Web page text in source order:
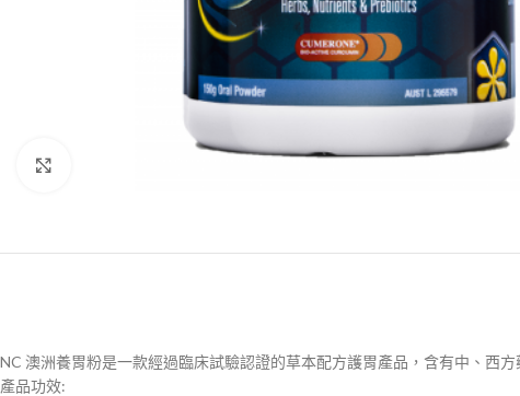
NC 澳洲養胃粉是一款經過臨床試驗認證的草本配方護胃產品，含有中、西
產品功效: